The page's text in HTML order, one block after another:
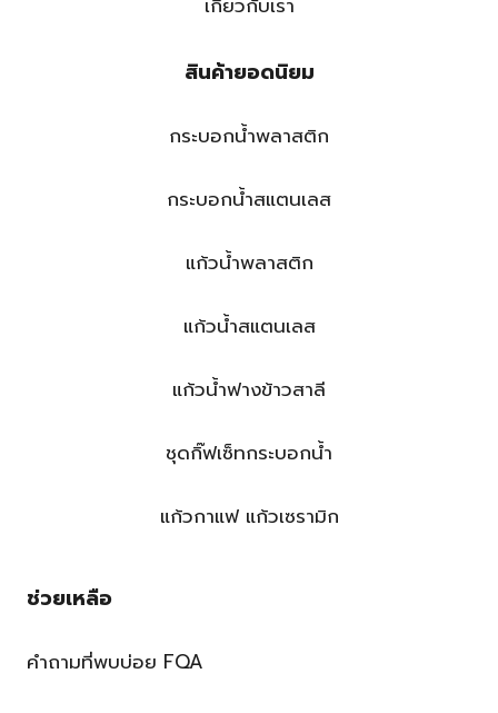
สินค้ายอดนิยม
กระบอกน้ำพลาสติก
กระบอกน้ำสแตนเลส
แก้วน้ำพลาสติก
แก้วน้ำสแตนเลส
แก้วน้ำฟางข้าวสาลี
ชุดกิ๊ฟเซ็ทกระบอกน้ำ
แก้วกาแฟ แก้วเซรามิก
ช่วยเหลือ
คำถามที่พบบ่อย FQA